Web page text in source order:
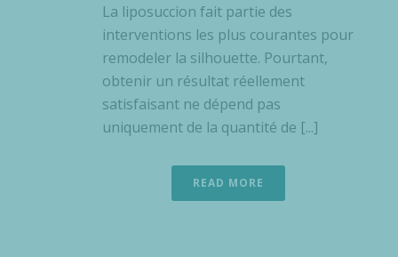
La liposuccion fait partie des
interventions les plus courantes pour
remodeler la silhouette. Pourtant,
obtenir un résultat réellement
satisfaisant ne dépend pas
uniquement de la quantité de [...]
READ MORE